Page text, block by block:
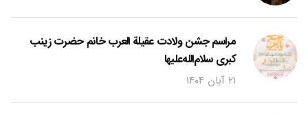
مراسم جشن ولادت عقیلة العرب خانم حضرت زینب
کبری سلام‌الله‌علیها
۲۱ آبان ۱۴۰۴